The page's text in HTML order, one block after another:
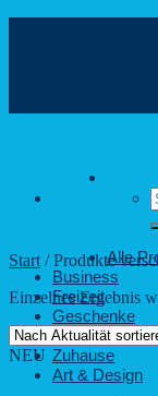
Alle
Business
Freizeit
Geschenke
Outdoor
Zuhause
Art & Design
Start /Produkte
Einzelnes Ergebnis
NEU